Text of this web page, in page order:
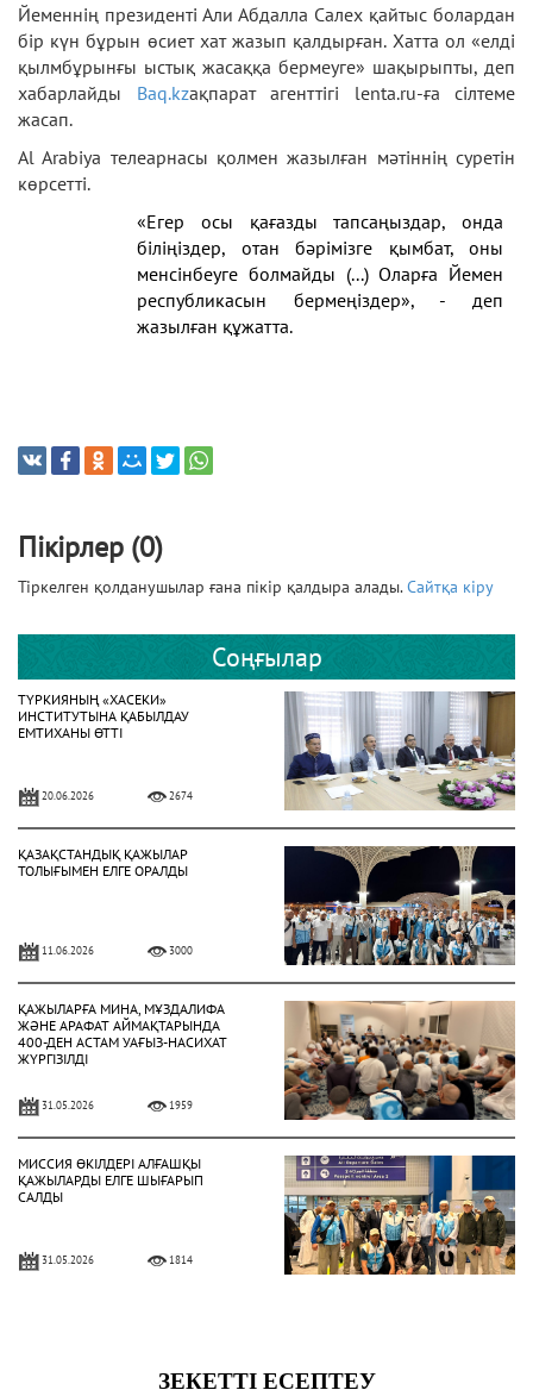
Йеменнің президенті Али Абдалла Салех қайтыс болардан
бір күн бұрын өсиет хат жазып қалдырған. Хатта ол «елді
қылмбұрынғы ыстық жасаққа бермеуге» шақырыпты, деп
хабарлайды Вaq.kzақпарат агенттігі lenta.ru-ға сілтеме
жасап.
Al Arabiya телеарнасы қолмен жазылған мәтіннің суретін
көрсетті.
«Егер осы қағазды тапсаңыздар, онда
біліңіздер, отан бәрімізге қымбат, оны
менсінбеуге болмайды (...) Оларға Йемен
республикасын бермеңіздер», - деп
жазылған құжатта.
Пікірлер (0)
Тіркелген қолданушылар ғана пікір қалдыра алады.Сайтқа кіру
Соңғылар
ТҮРКИЯНЫҢ «ХАСЕКИ»
ИНСТИТУТЫНА ҚАБЫЛДАУ
ЕМТИХАНЫ ӨТТІ
20.06.2026 2674
ҚАЗАҚСТАНДЫҚ ҚАЖЫЛАР
ТОЛЫҒЫМЕН ЕЛГЕ ОРАЛДЫ
11.06.2026 3000
ҚАЖЫЛАРҒА МИНА, МҰЗДАЛИФА
ЖӘНЕ АРАФАТ АЙМАҚТАРЫНДА
400-ДЕН АСТАМ УАҒЫЗ-НАСИХАТ
ЖҮРГІЗІЛДІ
31.05.2026 1959
МИССИЯ ӨКІЛДЕРІ АЛҒАШҚЫ
ҚАЖЫЛАРДЫ ЕЛГЕ ШЫҒАРЫП
САЛДЫ
31.05.2026 1814